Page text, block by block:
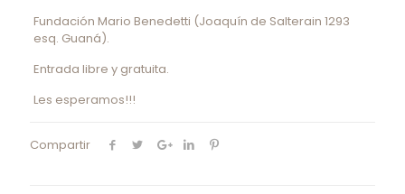
Fundación Mario Benedetti (Joaquín de Salterain 1293
esq. Guaná).
Entrada libre y gratuita.
Les esperamos!!!
Compartir